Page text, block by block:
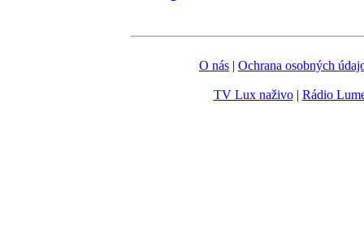
O nás | Ochrana osobných
TV Lux naživo| Rádio